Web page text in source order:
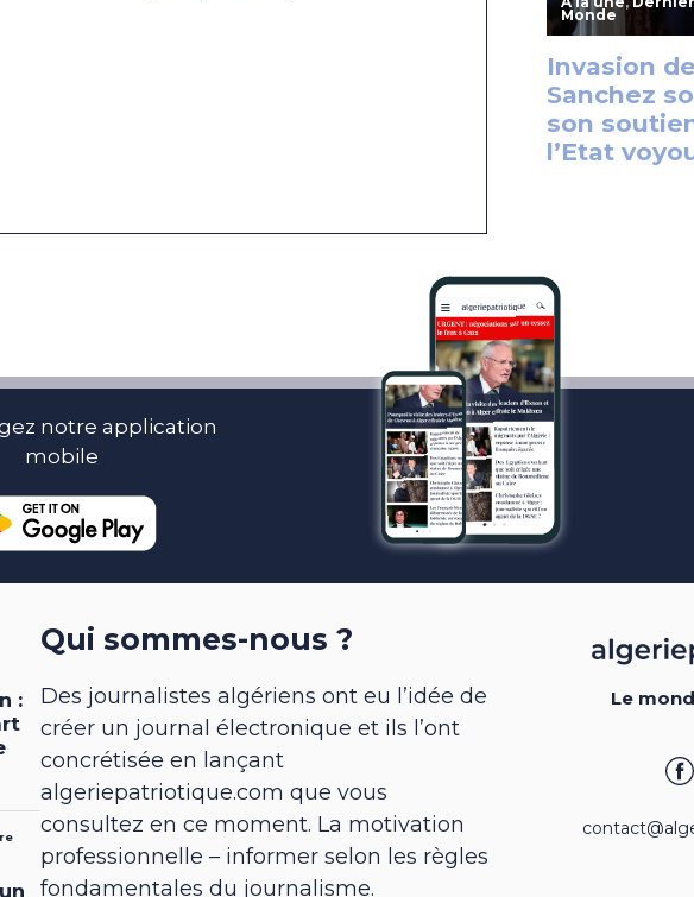
notre application
mobile
Qui sommes-nous ?
Des journalistes algériens ont eu l’idée de
créer un journal électronique et ils l’ont
concrétisée en lançant
algeriepatriotique.com que vous
consultez en ce moment. La motivation
professionnelle – informer selon les règles
fondamentales du journalisme.
Le